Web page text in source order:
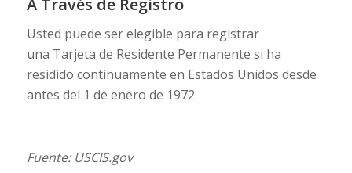
Usted puede ser elegible para registrar
una Tarjeta de Residente Permanente si ha
residido continuamente en Estados Unidos desde
antes del 1 de enero de 1972.
Fuente: USCIS.gov